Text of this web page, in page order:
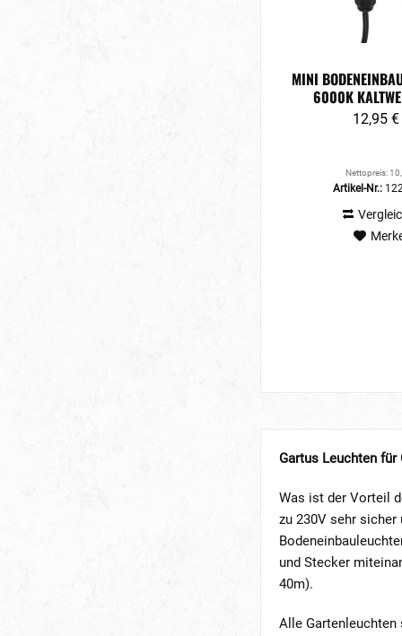
MINI
6000K
12,95
Nettopreis:
Artikel-Nr.:
Gartus Leuchten
Was ist der Vorteil
zu 230V sehr sicher
und Stecker
40m).
Alle Gartenleuchten